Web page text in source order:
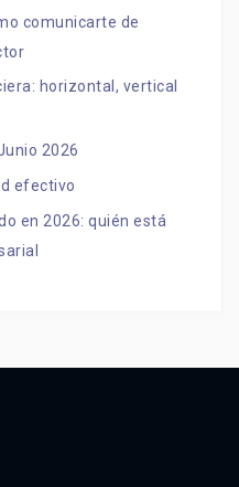
comunicarte de
horizontal, vertical
2026
efectivo
en 2026: quién está